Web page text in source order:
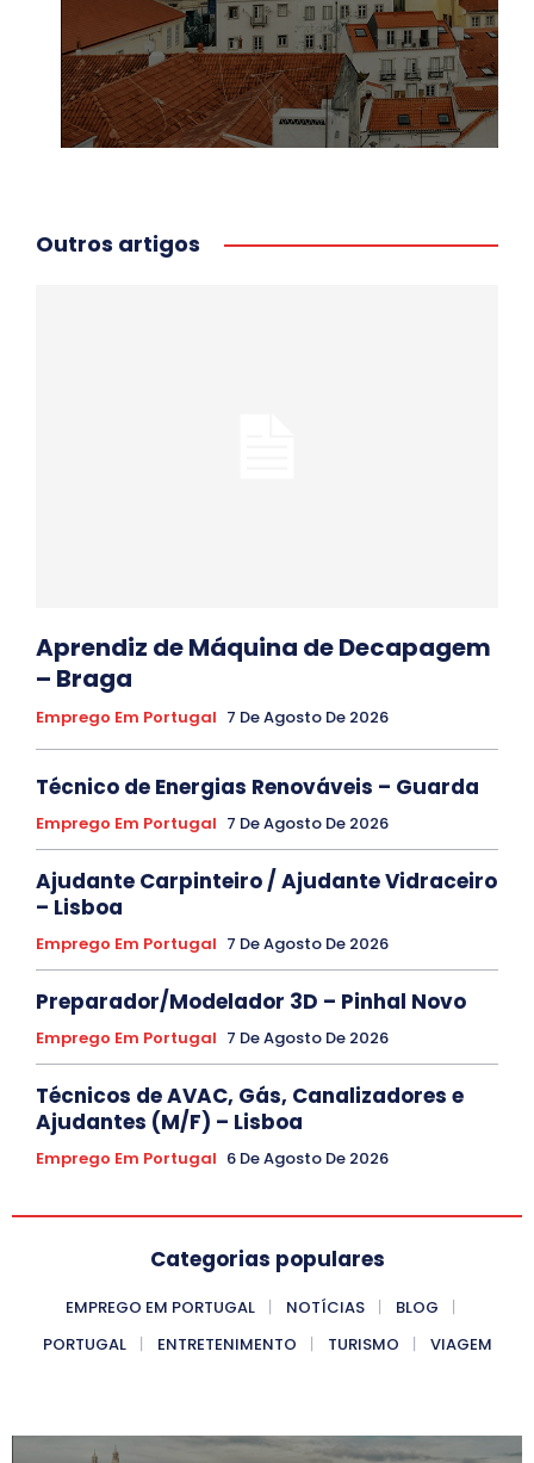
Outros artigos
Aprendiz de Máquina de Decapagem
– Braga
Emprego Em Portugal 7 De Agosto De 2026
Técnico de Energias Renováveis – Guarda
Emprego Em Portugal 7 De Agosto De 2026
Ajudante Carpinteiro / Ajudante Vidraceiro
– Lisboa
Emprego Em Portugal 7 De Agosto De 2026
Preparador/Modelador 3D – Pinhal Novo
Emprego Em Portugal 7 De Agosto De 2026
Técnicos de AVAC, Gás, Canalizadores e
Ajudantes (M/F) – Lisboa
Emprego Em Portugal 6 De Agosto De 2026
Categorias populares
EMPREGO EM PORTUGAL NOTÍCIAS
BLOG
PORTUGAL
ENTRETENIMENTO TURISMO VIAGEM